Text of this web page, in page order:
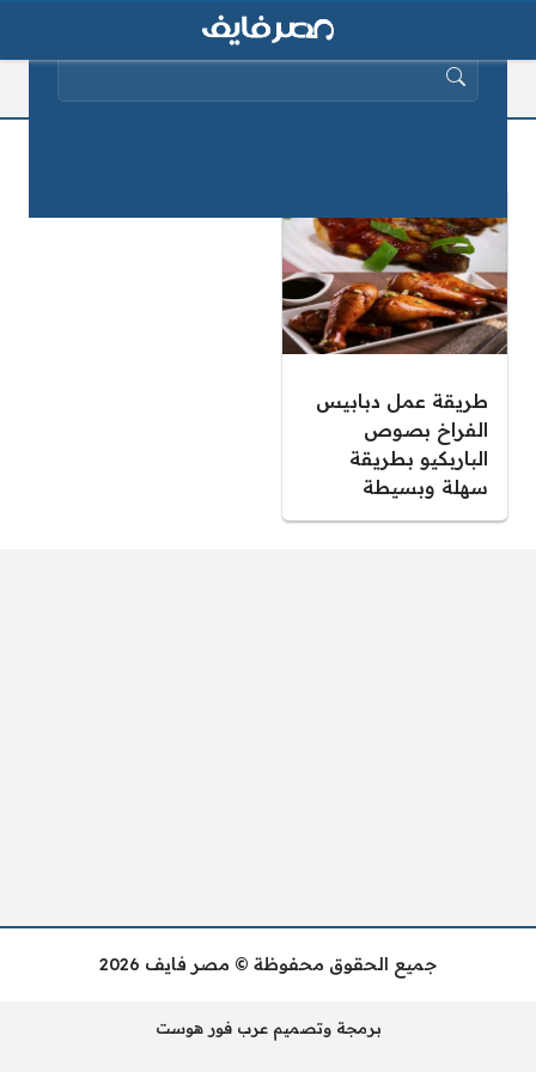
طريقة عمل دبابيس
الفراخ بصوص
الباربكيو بطريقة
سهلة وبسيطة
جميع الحقوق محفوظة © مصر فايف 2026
برمجة وتصميم عرب فور هوست
البحث عن: